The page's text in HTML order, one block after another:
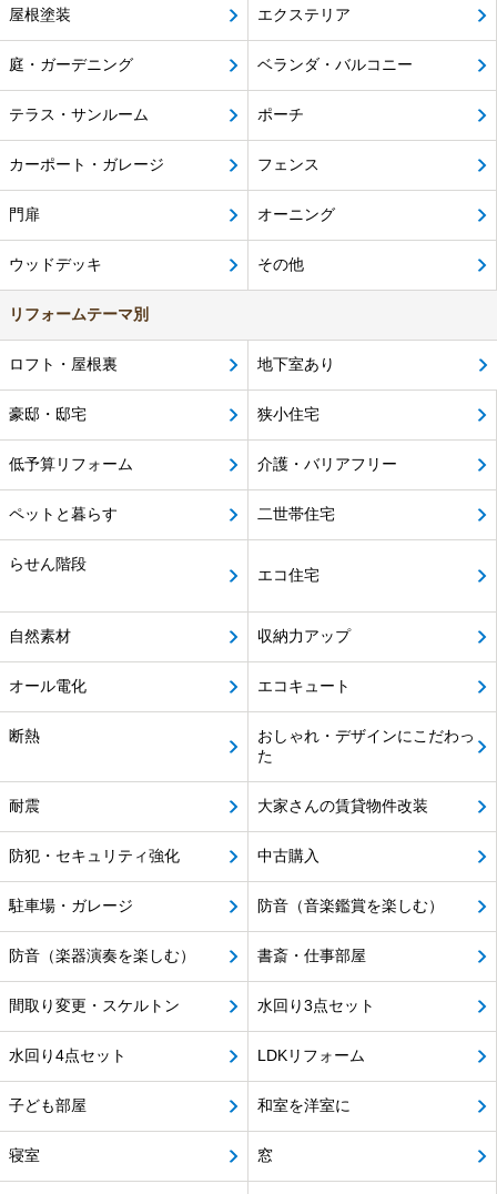
屋根塗装 エクステリア
庭・ガーデニング ベランダ・バルコニー
テラス・サンルーム ポーチ
カーポート・ガレージ フェンス
門扉 オーニング
ウッドデッキ その他
リフォームテーマ別
ロフト・屋根裏 地下室あり
豪邸・邸宅 狭小住宅
低予算リフォーム 介護・バリアフリー
ペットと暮らす 二世帯住宅
らせん階段
エコ住宅
自然素材 収納力アップ
オール電化 エコキュート
断熱
おしゃれ・デザインにこだわっ
た
耐震 大家さんの賃貸物件改装
防犯・セキュリティ強化 中古購入
駐車場・ガレージ 防音（音楽鑑賞を楽しむ）
防音（楽器演奏を楽しむ） 書斎・仕事部屋
間取り変更・スケルトン 水回り3点セット
水回り4点セット LDKリフォーム
子ども部屋 和室を洋室に
寝室 窓